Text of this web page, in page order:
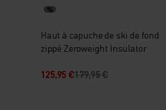
%
Haut à capuche de ski de fond
zippé Zeroweight Insulator
125,95 €179,95 €